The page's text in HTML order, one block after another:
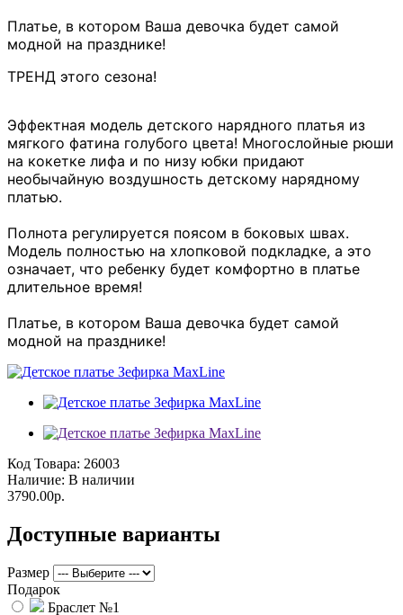
Платье, в котором Ваша девочка будет самой
модной на празднике!
ТРЕНД этого сезона!
Эффектная модель детского нарядного платья из
мягкого фатина голубого цвета! Многослойные рюши
на кокетке лифа и по низу юбки придают
необычайную воздушность детскому нарядному
платью.
Полнота регулируется поясом в боковых швах.
Модель полностью на хлопковой подкладке, а это
означает, что ребенку будет комфортно в платье
длительное время!
Платье, в котором Ваша девочка будет самой
модной на празднике!
Код Товара: 26003
Наличие: В наличии
3790.00р.
Доступные варианты
Размер
Подарок
Браслет №1